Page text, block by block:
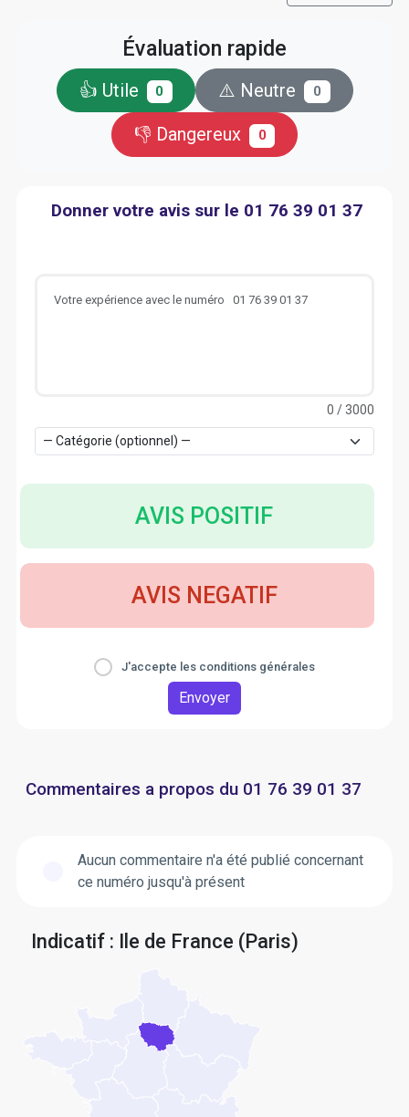
Évaluation rapide
👍 Utile 0 ⚠️ Neutre 0
👎 Dangereux 0
Donner votre avis sur le 01 76 39 01 37
0 / 3000
AVIS POSITIF
AVIS NEGATIF
J'accepte les conditions générales
Envoyer
Commentaires a propos du 01 76 39 01 37
Aucun commentaire n'a été publié concernant
ce numéro jusqu'à présent
Indicatif : Ile de France (Paris)